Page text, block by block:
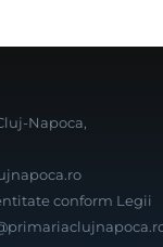
Napoca,
conform Legii